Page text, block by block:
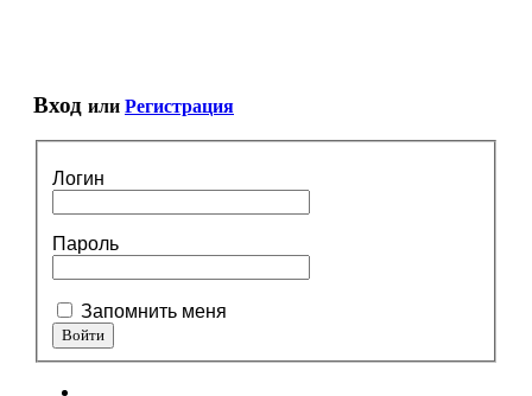
Вход или Регистрация
Логин
Пароль
Запомнить меня